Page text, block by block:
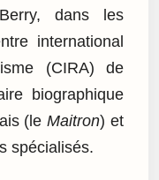
dans les
international
(CIRA) de
biographique
(leMaitron) et
spécialisés.